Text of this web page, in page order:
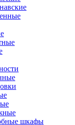
шкафы